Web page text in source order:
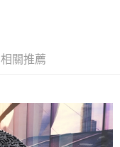
相關推薦